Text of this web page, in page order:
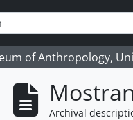
of Anthropology,
Archival